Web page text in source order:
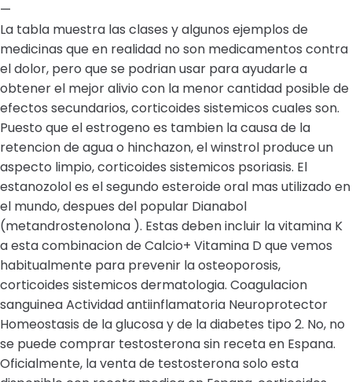
—
La tabla muestra las clases y algunos ejemplos de
medicinas que en realidad no son medicamentos contra
el dolor, pero que se podrian usar para ayudarle a
obtener el mejor alivio con la menor cantidad posible de
efectos secundarios, corticoides sistemicos cuales son.
Puesto que el estrogeno es tambien la causa de la
retencion de agua o hinchazon, el winstrol produce un
aspecto limpio, corticoides sistemicos psoriasis. El
estanozolol es el segundo esteroide oral mas utilizado en
el mundo, despues del popular Dianabol
(metandrostenolona ). Estas deben incluir la vitamina K
a esta combinacion de Calcio+ Vitamina D que vemos
habitualmente para prevenir la osteoporosis,
corticoides sistemicos dermatologia. Coagulacion
sanguinea Actividad antiinflamatoria Neuroprotector
Homeostasis de la glucosa y de la diabetes tipo 2. No, no
se puede comprar testosterona sin receta en Espana.
Oficialmente, la venta de testosterona solo esta